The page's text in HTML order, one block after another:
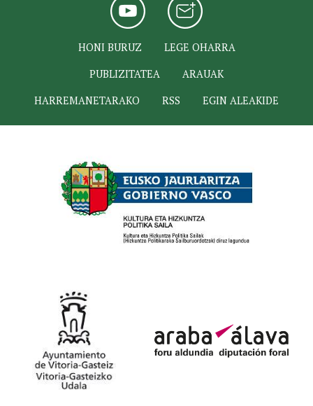
HONI BURUZ
LEGE OHARRA
PUBLIZITATEA
ARAUAK
HARREMANETARAKO
RSS EGIN ALEAKIDE